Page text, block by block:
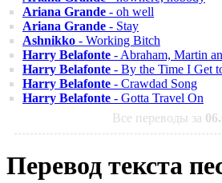
Ariana Grande - oh well
Ariana Grande - Stay
Ashnikko - Working Bitch
Harry Belafonte - Abraham, Martin
Harry Belafonte - By the Time I Get
Harry Belafonte - Crawdad Song
Harry Belafonte - Gotta Travel On
Все переводы за
Перевод текста